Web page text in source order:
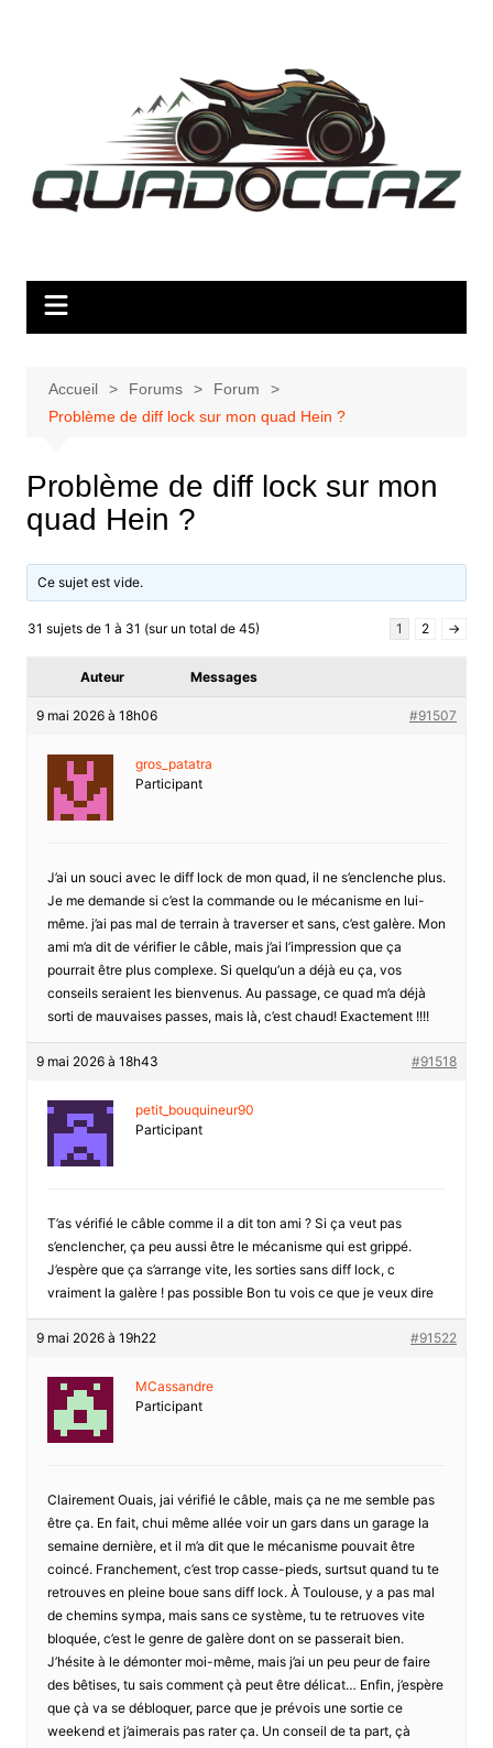
Accueil Forums
Forum
Problème de diff lock sur mon quad Hein ?
Problème de diff lock sur mon
quad Hein ?
Ce sujet est vide.
31 sujets de 1 à 31 (sur un total de 45) 1 2 →
Auteur Messages
9 mai 2026 à 18h06 #91507
gros_patatra
Participant
J’ai un souci avec le diff lock de mon quad, il ne s’enclenche plus.
Je me demande si c’est la commande ou le mécanisme en lui-
même. j’ai pas mal de terrain à traverser et sans, c’est galère. Mon
ami m’a dit de vérifier le câble, mais j’ai l’impression que ça
pourrait être plus complexe. Si quelqu’un a déjà eu ça, vos
conseils seraient les bienvenus. Au passage, ce quad m’a déjà
sorti de mauvaises passes, mais là, c’est chaud! Exactement !!!!
9 mai 2026 à 18h43 #91518
petit_bouquineur90
Participant
T’as vérifié le câble comme il a dit ton ami ? Si ça veut pas
s’enclencher, ça peu aussi être le mécanisme qui est grippé.
J’espère que ça s’arrange vite, les sorties sans diff lock, c
vraiment la galère ! pas possible Bon tu vois ce que je veux dire
9 mai 2026 à 19h22 #91522
MCassandre
Participant
Clairement Ouais, jai vérifié le câble, mais ça ne me semble pas
être ça. En fait, chui même allée voir un gars dans un garage la
semaine dernière, et il m’a dit que le mécanisme pouvait être
coincé. Franchement, c’est trop casse-pieds, surtsut quand tu te
retrouves en pleine boue sans diff lock. À Toulouse, y a pas mal
de chemins sympa, mais sans ce système, tu te retruoves vite
bloquée, c’est le genre de galère dont on se passerait bien.
J’hésite à le démonter moi-même, mais j’ai un peu peur de faire
des bêtises, tu sais comment çà peut être délicat… Enfin, j’espère
que çà va se débloquer, parce que je prévois une sortie ce
weekend et j’aimerais pas rater ça. Un conseil de ta part, çà